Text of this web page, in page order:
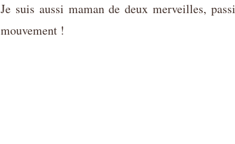
Je suis aussi maman de deux merveilles,
mouvement !